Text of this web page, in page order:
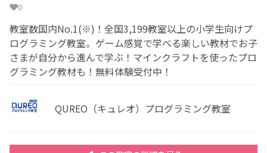
0
教室数国内No.1(※)！全国3,199教室以上の小学生向けプ
ログラミング教室。ゲーム感覚で学べる楽しい教材でお子
さまが自分から進んで学ぶ！マインクラフトを使ったプロ
グラミング教材も！無料体験受付中！
QUREO（キュレオ）プログラミング教室